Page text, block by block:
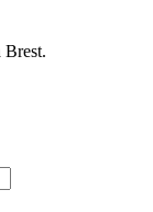
Brest.